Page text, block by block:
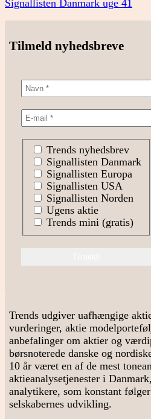
Signallisten Danmark uge 41
Tilmeld nyhedsbreve
Trends nyhedsbrev
Signallisten Danmark
Signallisten Europa
Signallisten USA
Signallisten Norden
Ugens aktie
Trends mini (gratis)
Trends udgiver uafhængige
vurderinger, aktie
anbefalinger om aktier og
børsnoterede danske og
10 år været en af de mest
aktieanalysetjenester i
analytikere, som konstant
selskabernes udvikling.